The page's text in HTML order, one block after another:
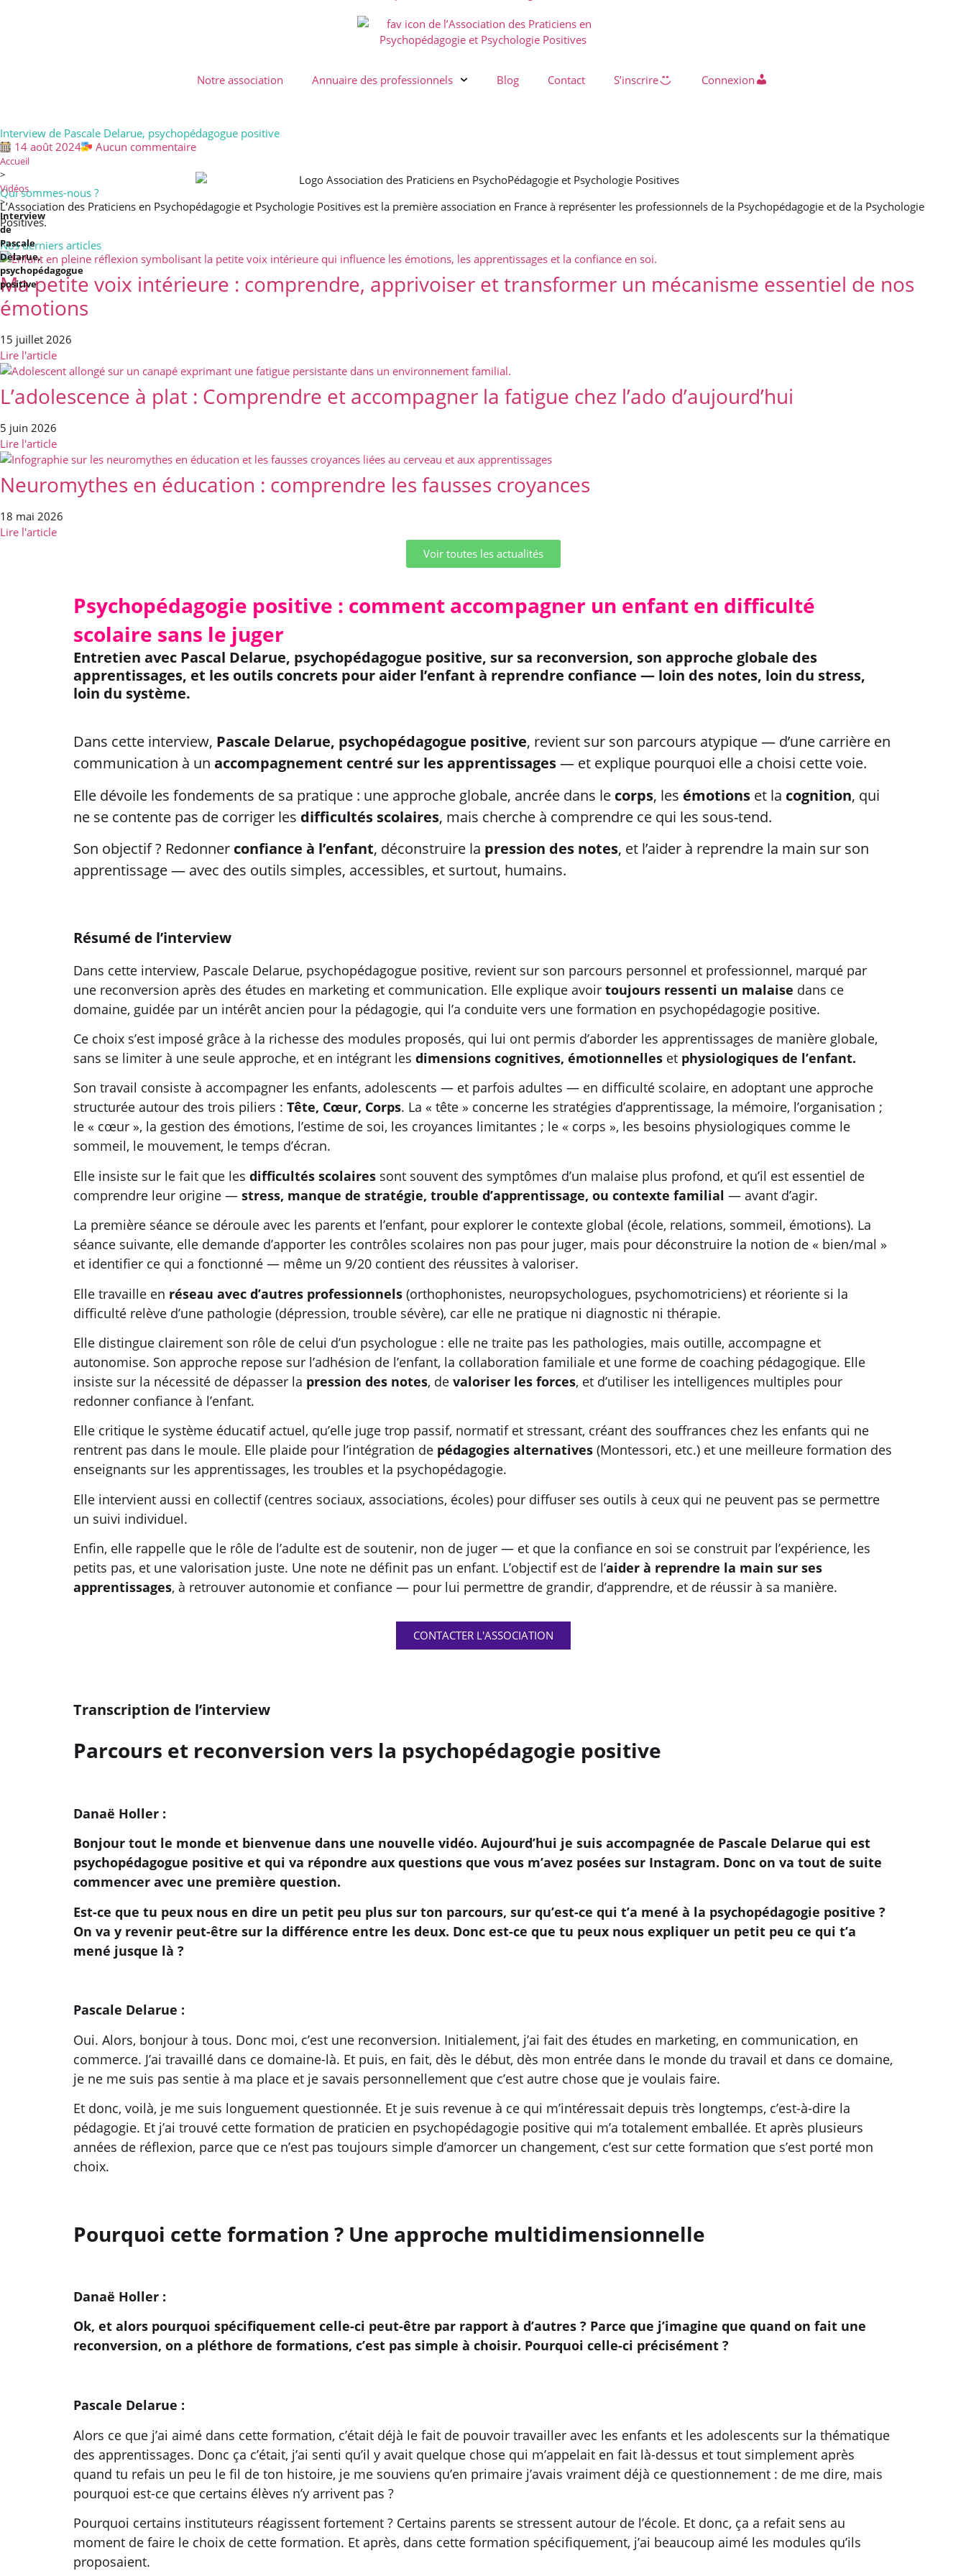
Notre association Annuaire des professionnels Blog Contact S’inscrire Connexion
Interview de Pascale Delarue, psychopédagogue positive
14 août 2024
Aucun commentaire
Accueil
>
Vidéos
>
Interview
de
Pascale
Delarue,
psychopédagogue
positive
Qui sommes-nous ?
L’Association des Praticiens en Psychopédagogie et Psychologie Positives est la première association en France à représenter les professionnels de la Psychopédagogie et de la Psychologie
Positives.
Nos derniers articles
Ma petite voix intérieure : comprendre, apprivoiser et transformer un mécanisme essentiel de nos
émotions
15 juillet 2026
Lire l'article
L’adolescence à plat : Comprendre et accompagner la fatigue chez l’ado d’aujourd’hui
5 juin 2026
Lire l'article
Neuromythes en éducation : comprendre les fausses croyances
18 mai 2026
Lire l'article
Voir toutes les actualités
Psychopédagogie positive : comment accompagner un enfant en difficulté
scolaire sans le juger
Entretien avec Pascal Delarue, psychopédagogue positive, sur sa reconversion, son approche globale des
apprentissages, et les outils concrets pour aider l’enfant à reprendre confiance — loin des notes, loin du stress,
loin du système.
Dans cette interview, Pascale Delarue, psychopédagogue positive, revient sur son parcours atypique — d’une carrière en
communication à un accompagnement centré sur les apprentissages— et explique pourquoi elle a choisi cette voie.
Elle dévoile les fondements de sa pratique : une approche globale, ancrée dans le corps, les émotions et la cognition, qui
ne se contente pas de corriger les difficultés scolaires, mais cherche à comprendre ce qui les sous-tend.
Son objectif ? Redonner confiance à l’enfant, déconstruire la pression des notes, et l’aider à reprendre la main sur son
apprentissage — avec des outils simples, accessibles, et surtout, humains.
Résumé de l’interview
Dans cette interview, Pascale Delarue, psychopédagogue positive, revient sur son parcours personnel et professionnel, marqué par
une reconversion après des études en marketing et communication. Elle explique avoir toujours ressenti un malaise dans ce
domaine, guidée par un intérêt ancien pour la pédagogie, qui l’a conduite vers une formation en psychopédagogie positive.
Ce choix s’est imposé grâce à la richesse des modules proposés, qui lui ont permis d’aborder les apprentissages de manière globale,
sans se limiter à une seule approche, et en intégrant les dimensions cognitives, émotionnelles et physiologiques de l’enfant.
Son travail consiste à accompagner les enfants, adolescents — et parfois adultes — en difficulté scolaire, en adoptant une approche
structurée autour des trois piliers : Tête, Cœur, Corps. La « tête » concerne les stratégies d’apprentissage, la mémoire, l’organisation ;
le « cœur », la gestion des émotions, l’estime de soi, les croyances limitantes ; le « corps », les besoins physiologiques comme le
sommeil, le mouvement, le temps d’écran.
Elle insiste sur le fait que les difficultés scolaires sont souvent des symptômes d’un malaise plus profond, et qu’il est essentiel de
comprendre leur origine — stress, manque de stratégie, trouble d’apprentissage, ou contexte familial — avant d’agir.
La première séance se déroule avec les parents et l’enfant, pour explorer le contexte global (école, relations, sommeil, émotions). La
séance suivante, elle demande d’apporter les contrôles scolaires non pas pour juger, mais pour déconstruire la notion de « bien/mal »
et identifier ce qui a fonctionné — même un 9/20 contient des réussites à valoriser.
Elle travaille en réseau avec d’autres professionnels (orthophonistes, neuropsychologues, psychomotriciens) et réoriente si la
difficulté relève d’une pathologie (dépression, trouble sévère), car elle ne pratique ni diagnostic ni thérapie.
Elle distingue clairement son rôle de celui d’un psychologue : elle ne traite pas les pathologies, mais outille, accompagne et
autonomise. Son approche repose sur l’adhésion de l’enfant, la collaboration familiale et une forme de coaching pédagogique. Elle
insiste sur la nécessité de dépasser la pression des notes, de valoriser les forces, et d’utiliser les intelligences multiples pour
redonner confiance à l’enfant.
Elle critique le système éducatif actuel, qu’elle juge trop passif, normatif et stressant, créant des souffrances chez les enfants qui ne
rentrent pas dans le moule. Elle plaide pour l’intégration de pédagogies alternatives (Montessori, etc.) et une meilleure formation des
enseignants sur les apprentissages, les troubles et la psychopédagogie.
Elle intervient aussi en collectif (centres sociaux, associations, écoles) pour diffuser ses outils à ceux qui ne peuvent pas se permettre
un suivi individuel.
Enfin, elle rappelle que le rôle de l’adulte est de soutenir, non de juger — et que la confiance en soi se construit par l’expérience, les
petits pas, et une valorisation juste. Une note ne définit pas un enfant. L’objectif est de l’aider à reprendre la main sur ses
apprentissages, à retrouver autonomie et confiance — pour lui permettre de grandir, d’apprendre, et de réussir à sa manière.
CONTACTER L'ASSOCIATION
Transcription de l’interview
Parcours et reconversion vers la psychopédagogie positive
Danaë Holler :
Bonjour tout le monde et bienvenue dans une nouvelle vidéo. Aujourd’hui je suis accompagnée de Pascale Delarue qui est
psychopédagogue positive et qui va répondre aux questions que vous m’avez posées sur Instagram. Donc on va tout de suite
commencer avec une première question.
Est-ce que tu peux nous en dire un petit peu plus sur ton parcours, sur qu’est-ce qui t’a mené à la psychopédagogie positive ?
On va y revenir peut-être sur la différence entre les deux. Donc est-ce que tu peux nous expliquer un petit peu ce qui t’a
mené jusque là ?
Pascale Delarue :
Oui. Alors, bonjour à tous. Donc moi, c’est une reconversion. Initialement, j’ai fait des études en marketing, en communication, en
commerce. J’ai travaillé dans ce domaine-là. Et puis, en fait, dès le début, dès mon entrée dans le monde du travail et dans ce domaine,
je ne me suis pas sentie à ma place et je savais personnellement que c’est autre chose que je voulais faire.
Et donc, voilà, je me suis longuement questionnée. Et je suis revenue à ce qui m’intéressait depuis très longtemps, c’est-à-dire la
pédagogie. Et j’ai trouvé cette formation de praticien en psychopédagogie positive qui m’a totalement emballée. Et après plusieurs
années de réflexion, parce que ce n’est pas toujours simple d’amorcer un changement, c’est sur cette formation que s’est porté mon
choix.
Pourquoi cette formation ? Une approche multidimensionnelle
Danaë Holler :
Ok, et alors pourquoi spécifiquement celle-ci peut-être par rapport à d’autres ? Parce que j’imagine que quand on fait une
reconversion, on a pléthore de formations, c’est pas simple à choisir. Pourquoi celle-ci précisément ?
Pascale Delarue :
Alors ce que j’ai aimé dans cette formation, c’était déjà le fait de pouvoir travailler avec les enfants et les adolescents sur la thématique
des apprentissages. Donc ça c’était, j’ai senti qu’il y avait quelque chose qui m’appelait en fait là-dessus et tout simplement après
quand tu refais un peu le fil de ton histoire, je me souviens qu’en primaire j’avais vraiment déjà ce questionnement : de me dire, mais
pourquoi est-ce que certains élèves n’y arrivent pas ?
Pourquoi certains instituteurs réagissent fortement ? Certains parents se stressent autour de l’école. Et donc, ça a refait sens au
moment de faire le choix de cette formation. Et après, dans cette formation spécifiquement, j’ai beaucoup aimé les modules qu’ils
proposaient.